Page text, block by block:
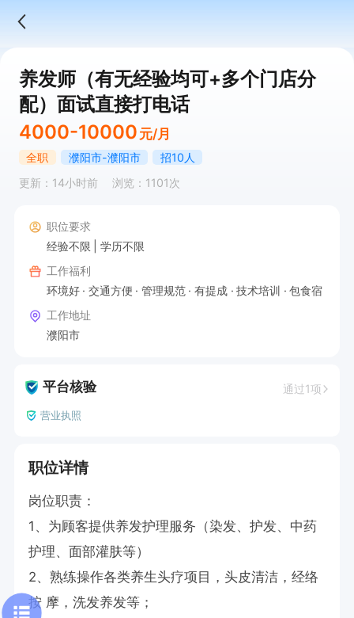
养发师（有无经验均可+多个门店分
配）面试直接打电话
4000-10000 元/月
全职 濮阳市-濮阳市
招10人
更新：14小时前
浏览：1101次
职位要求
经验不限
学历不限
工作福利
环境好
交通方便 管理规范 有提成 技术培训
包食宿
工作地址
濮阳市
平台核验 通过1项
营业执照
职位详情
岗位职责：
1、为顾客提供养发护理服务（染发、护发、中药
护理、面部灌肤等）
2、熟练操作各类养生头疗项目，头皮清洁，经络
按 摩，洗发养发等；